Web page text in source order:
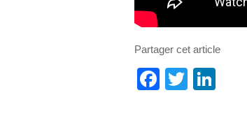
Partager cet article
Facebook
Twitter